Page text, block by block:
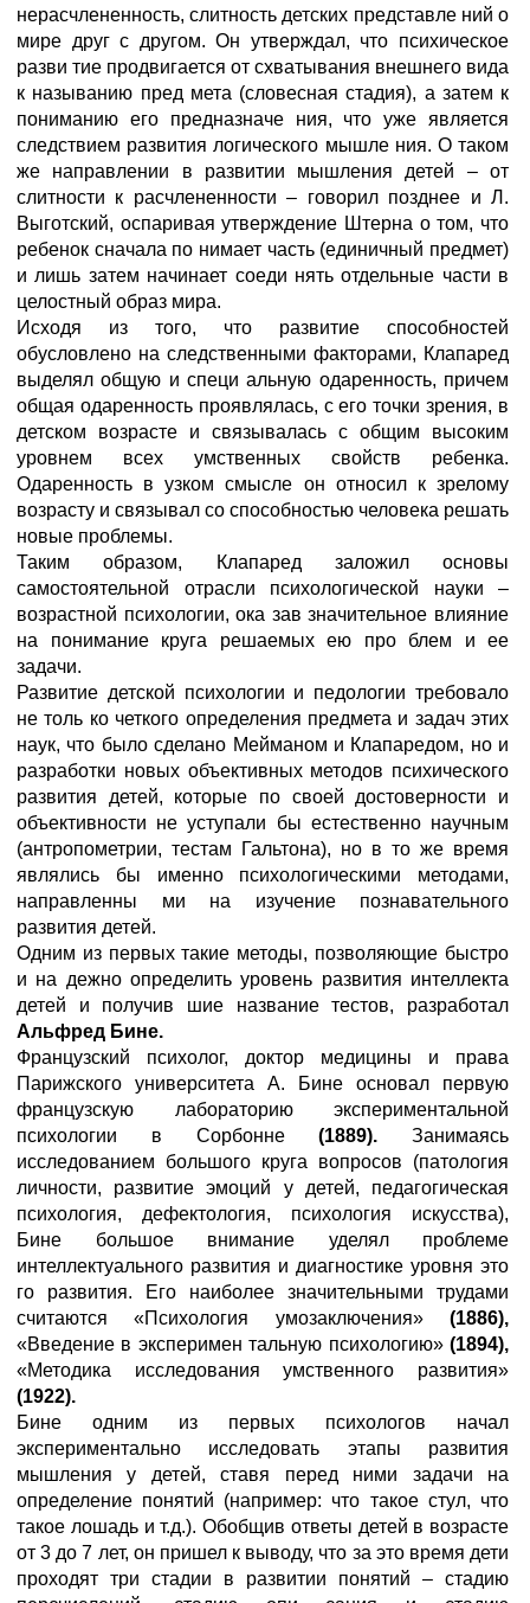
нерасчлененность, слитность детских представле ний о
мире друг с другом. Он утверждал, что психическое
разви тие продвигается от схватывания внешнего вида
к называнию пред мета (словесная стадия), а затем к
пониманию его предназначе ния, что уже является
следствием развития логического мышле ния. О таком
же направлении в развитии мышления детей – от
слитности к расчлененности – говорил позднее и Л.
Выготский, оспаривая утверждение Штерна о том, что
ребенок сначала по нимает часть (единичный предмет)
и лишь затем начинает соеди нять отдельные части в
целостный образ мира.
Исходя из того, что развитие способностей
обусловлено на следственными факторами, Клапаред
выделял общую и специ альную одаренность, причем
общая одаренность проявлялась, с его точки зрения, в
детском возрасте и связывалась с общим высоким
уровнем всех умственных свойств ребенка.
Одаренность в узком смысле он относил к зрелому
возрасту и связывал со способностью человека решать
новые проблемы.
Таким образом, Клапаред заложил основы
самостоятельной отрасли психологической науки –
возрастной психологии, ока зав значительное влияние
на понимание круга решаемых ею про блем и ее
задачи.
Развитие детской психологии и педологии требовало
не толь ко четкого определения предмета и задач этих
наук, что было сделано Мейманом и Клапаредом, но и
разработки новых объективных методов психического
развития детей, которые по своей достоверности и
объективности не уступали бы естественно научным
(антропометрии, тестам Гальтона), но в то же время
являлись бы именно психологическими методами,
направленны ми на изучение познавательного
развития детей.
Одним из первых такие методы, позволяющие быстро
и на дежно определить уровень развития интеллекта
детей и получив шие название тестов, разработал
Альфред Бине.
Французский психолог, доктор медицины и права
Парижского университета А. Бине основал первую
французскую лабораторию экспериментальной
психологии в Сорбонне(1889). Занимаясь
исследованием большого круга вопросов (патология
личности, развитие эмоций у детей, педагогическая
психология, дефектология, психология искусства),
Бине большое внимание уделял проблеме
интеллектуального развития и диагностике уровня это
го развития. Его наиболее значительными трудами
считаются «Психология умозаключения» (1886),
«Введение в эксперимен тальную психологию» (1894),
«Методика исследования умственного развития»
(1922).
Бине одним из первых психологов начал
экспериментально исследовать этапы развития
мышления у детей, ставя перед ними задачи на
определение понятий (например: что такое стул, что
такое лошадь и т.д.). Обобщив ответы детей в возрасте
от 3 до 7 лет, он пришел к выводу, что за это время дети
проходят три стадии в развитии понятий – стадию